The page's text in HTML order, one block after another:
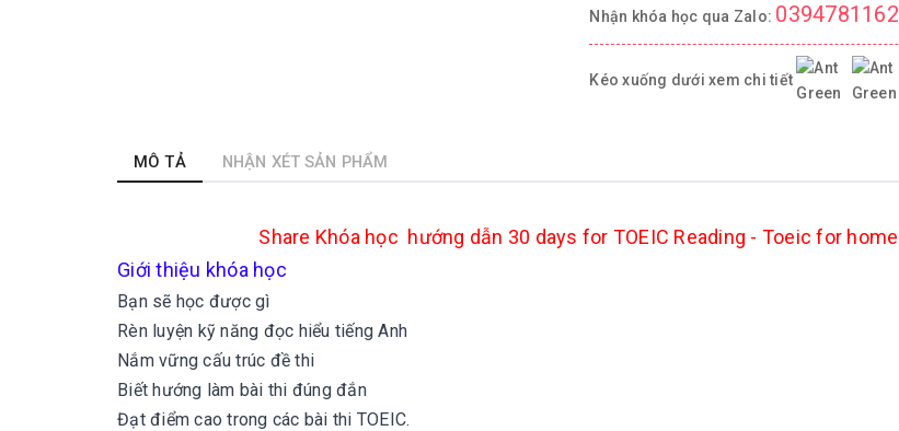
Nhận khóa học qua Zalo: 0394781162
Kéo xuống dưới xem chi tiết
MÔ TẢ NHẬN XÉT SẢN PHẨM
Share Khóa học hướng dẫn 30 days for TOEIC Reading - Toeic for home
Giới thiệu khóa học
Bạn sẽ học được gì
Rèn luyện kỹ năng đọc hiểu tiếng Anh
Nắm vững cấu trúc đề thi
Biết hướng làm bài thi đúng đắn
Đạt điểm cao trong các bài thi TOEIC.